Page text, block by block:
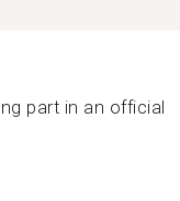
part in an official